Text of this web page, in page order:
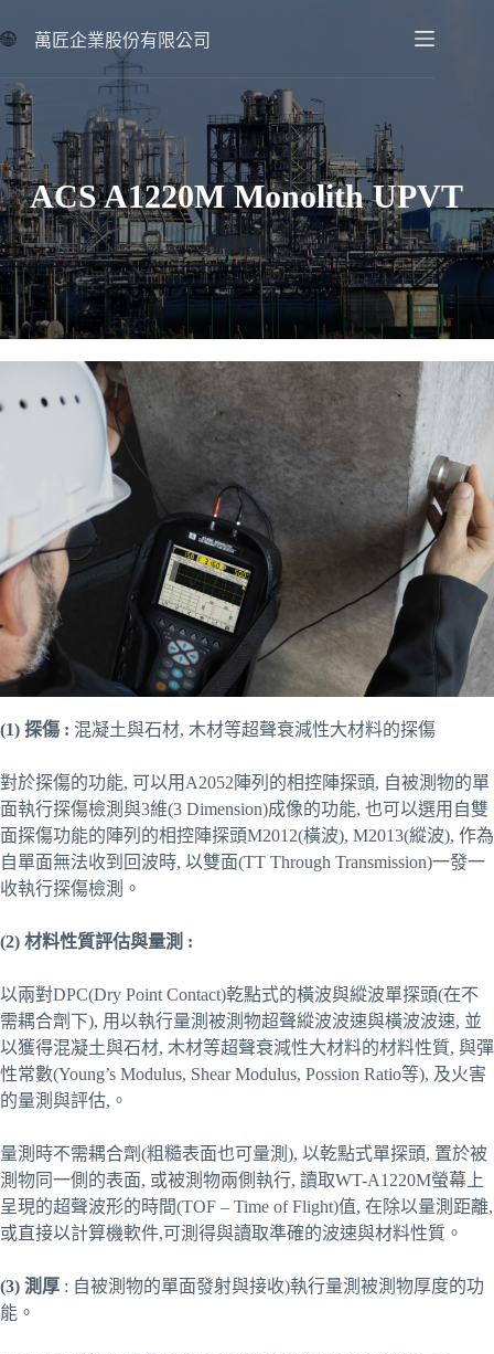
至
要
內
容
萬匠企業股份有限公司
ACS A1220M Monolith UPVT
(1) 探傷 : 混凝土與石材, 木材等超聲衰減性大材料的探傷
對於探傷的功能, 可以用A2052陣列的相控陣探頭, 自被測物的單
面執行探傷檢測與3維(3 Dimension)成像的功能, 也可以選用自雙
面探傷功能的陣列的相控陣探頭M2012(橫波), M2013(縱波), 作為
自單面無法收到回波時, 以雙面(TT Through Transmission)一發一
收執行探傷檢測。
(2) 材料性質評估與量測 :
以兩對DPC(Dry Point Contact)乾點式的橫波與縱波單探頭(在不
需耦合劑下), 用以執行量測被測物超聲縱波波速與橫波波速, 並
以獲得混凝土與石材, 木材等超聲衰減性大材料的材料性質, 與彈
性常數(Young’s Modulus, Shear Modulus, Possion Ratio等), 及火害
的量測與評估,。
量測時不需耦合劑(粗糙表面也可量測), 以乾點式單探頭, 置於被
測物同一側的表面, 或被測物兩側執行, 讀取WT-A1220M螢幕上
呈現的超聲波形的時間(TOF – Time of Flight)值, 在除以量測距離,
或直接以計算機軟件,可測得與讀取準確的波速與材料性質。
(3) 測厚 : 自被測物的單面發射與接收)執行量測被測物厚度的功
能。